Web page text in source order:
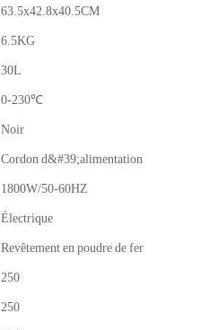
63.5x42.8x40.5CM
6.5KG
30L
0-230℃
Noir
Cordon d&#39;alimentation
1800W/50-60HZ
Électrique
Revêtement en poudre de fer
250
250